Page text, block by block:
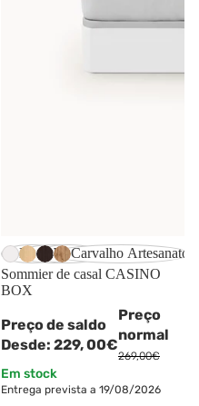
-15%
Branco
Carvalho
Wengué
Carvalho Artesanato
Sommier de casal CASINO
BOX
Preço de saldo
Desde: 229,00€
Preço
normal
269,00€
Em stock
Entrega prevista a 19/08/2026